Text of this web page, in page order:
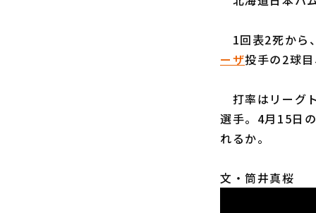
1回表2死から
ーザ投手の2球
打率はリーグ
選手。4月15日
れるか。
文・筒井真桜